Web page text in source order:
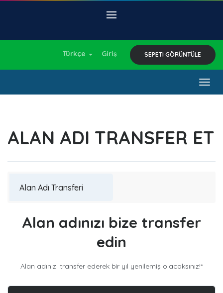
Türkçe Giriş SEPETI GÖRÜNTÜLE
ALAN ADI TRANSFER ET
Alan adınızı bize transfer
edin
Alan adınızı transfer ederek bir yıl yenilemiş olacaksınız!*